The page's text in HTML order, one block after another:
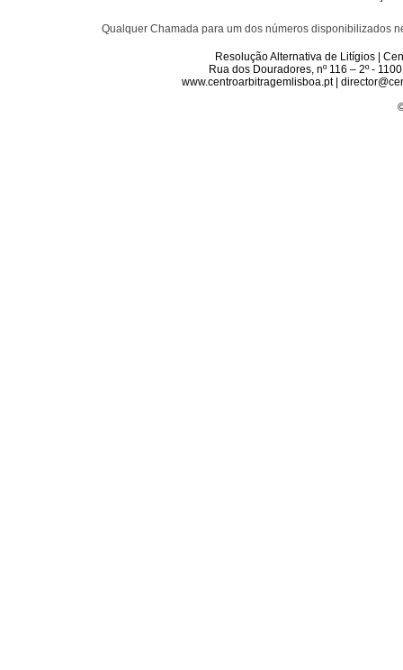
Qualquer Chamada para um dos números disponibilizados
Resolução Alternativa de Litígios |
Rua dos Douradores, nº 116 – 2º -
www.centroarbitragemlisboa.pt |